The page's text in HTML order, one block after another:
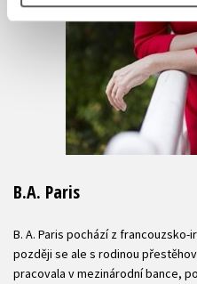
B.A. Paris
B. A. Paris pochází z
později se ale s rodinou
pracovala v mezinárodní bance,